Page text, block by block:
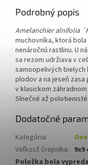
Podrobný popis
Amelanchier alnifolia
muchovníka, ktorá
nenáročnú rastlinu. U
sa rezom udržiava v
samoopelivých
plodov a na jeseň
v klasickom
Slnečné až
Dodatočné
Kategória:
Veľkosť črepníka: 9x9
Položka bola